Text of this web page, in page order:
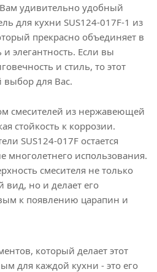
удивительно удобный
для кухни SUS124-017F-1 из
прекрасно объединяет в
элегантность. Если вы
и стиль, то этот
выбор для Вас.
смесителей из нержавеющей
стойкость к коррозии.
SUS124-017F остается
многолетнего использования.
смесителя не только
вид, но и делает его
к появлению царапин и
который делает этот
для каждой кухни - это его